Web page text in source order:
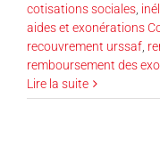
cotisations sociales
aides et exonérations
recouvrement urssaf
remboursement des
Lire la suite